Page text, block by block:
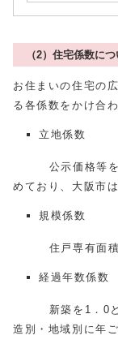
（2）住宅係数に
お住まいの住宅の
る各係数をかけ合
立地係数
公示価格等を考
めており、大阪市
規模係数
住戸専有面積を
経過年数係数
新築を1．0とし
造別・地域別に年